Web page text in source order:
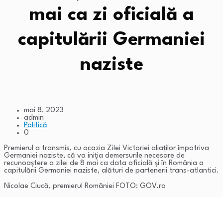
mai ca zi oficială a
capitulării Germaniei
naziste
mai 8, 2023
admin
Politică
0
Premierul a transmis, cu ocazia Zilei Victoriei aliaților împotriva
Germaniei naziste, că va iniția demersurile necesare de
recunoaștere a zilei de 8 mai ca data oficială și în România a
capitulării Germaniei naziste, alături de partenerii trans-atlantici.
Nicolae Ciucă, premierul României FOTO: GOV.ro